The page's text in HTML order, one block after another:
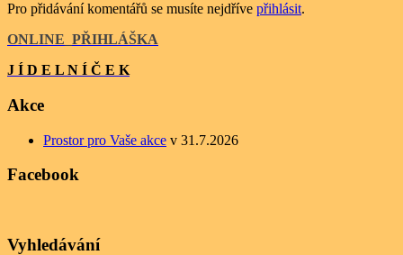
Pro přidávání komentářů se musíte nejdříve přihlásit.
ONLINE PŘIHLÁŠKA
J Í D E L N Í Č E K
Akce
Prostor pro Vaše akce v 31.7.2026
Facebook
Vyhledávání